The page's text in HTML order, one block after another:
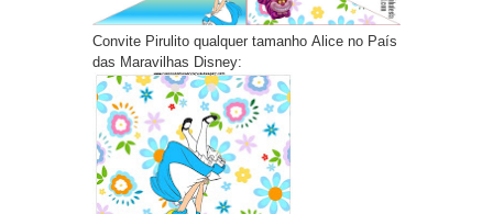
Convite Pirulito qualquer tamanho Alice no País
das Maravilhas Disney: